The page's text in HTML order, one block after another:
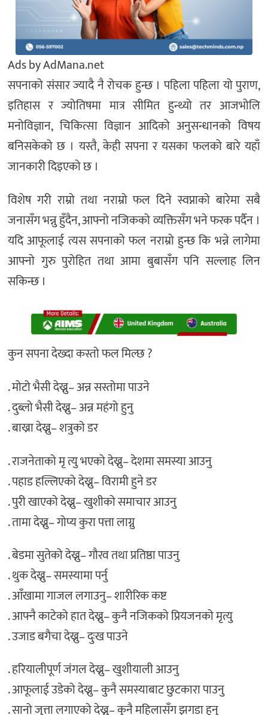
Ads by AdMana.net
सपनाको संसार ज्यादै नै रोचक हुन्छ । पहिला पहिला यो पुराण,
इतिहास र ज्योतिषमा मात्र सीमित हुन्थ्यो तर आजभोलि
मनोविज्ञान, चिकित्सा विज्ञान आदिको अनुसन्धानको विषय
बनिसकेको छ । यस्तै, केही सपना र यसका फलको बारे यहाँ
जानकारी दिइएको छ ।
विशेष गरी राम्रो तथा नराम्रो फल दिने स्वप्नाको बारेमा सबै
जनासँग भन्नु हुँदैन, आफ्नो नजिकको व्यक्तिसँग भने फरक पर्दैन ।
यदि आफूलाई त्यस सपनाको फल नराम्रो हुन्छ कि भन्ने लागेमा
आफ्नो गुरु पुरोहित तथा आमा बुबासँग पनि सल्लाह लिन
सकिन्छ ।
कुन सपना देख्दा कस्तो फल मिल्छ ?
. मोटो भैसी देख्नु– अन्न सस्तोमा पाउने
. दुब्लो भैसी देख्नु– अन्न महंगो हुनु
. बाख्रा देख्नु– शत्रुको डर
. राजनेताको मृ त्यु भएको देख्नु– देशमा समस्या आउनु
. पहाड हल्लिएको देख्नु– विरामी हुने डर
. पुरी खाएको देख्नु– खुशीको समाचार आउनु
. तामा देख्नु– गोप्य कुरा पत्ता लाग्नु
. बेडमा सुतेको देख्नु– गौरव तथा प्रतिष्ठा पाउनु
. थुक देख्नु– समस्यामा पर्नु
. आँखामा गाजल लगाउनु– शारीरिक कष्ट
. आफ्नै काटेको हात देख्नु– कुनै नजिकको प्रियजनको मृत्यु
. उजाड बगैचा देख्नु– दुःख पाउने
. हरियालीपूर्ण जंगल देख्नु– खुशीयाली आउनु
. आफूलाई उडेको देख्नु– कुनै समस्याबाट छुटकारा पाउनु
. सानो जुत्ता लगाएको देख्नु– कुनै महिलासँग झगडा हुनु